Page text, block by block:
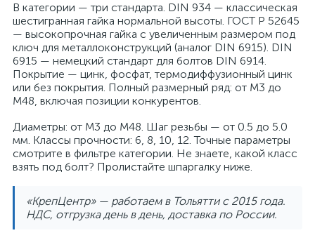
В категории — три стандарта. DIN 934 — классическая
шестигранная гайка нормальной высоты. ГОСТ Р 52645
— высокопрочная гайка с увеличенным размером под
ключ для металлоконструкций (аналог DIN 6915). DIN
6915 — немецкий стандарт для болтов DIN 6914.
Покрытие — цинк, фосфат, термодиффузионный цинк
или без покрытия. Полный размерный ряд: от M3 до
M48, включая позиции конкурентов.
Диаметры: от M3 до M48. Шаг резьбы — от 0.5 до 5.0
мм. Классы прочности: 6, 8, 10, 12. Точные параметры
смотрите в фильтре категории. Не знаете, какой класс
взять под болт? Пролистайте шпаргалку ниже.
«КрепЦентр» — работаем в Тольятти с 2015 года.
НДС, отгрузка день в день, доставка по России.